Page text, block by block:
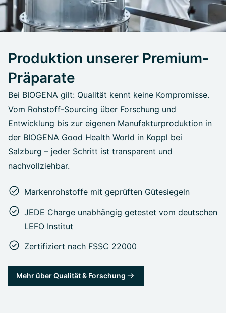
Produktion unserer Premium-
Präparate
Bei BIOGENA gilt: Qualität kennt keine Kompromisse.
Vom Rohstoff-Sourcing über Forschung und
Entwicklung bis zur eigenen Manufakturproduktion in
der BIOGENA Good Health World in Koppl bei
Salzburg – jeder Schritt ist transparent und
nachvollziehbar.
Markenrohstoffe mit geprüften Gütesiegeln
JEDE Charge unabhängig getestet vom deutschen
LEFO Institut
Zertifiziert nach FSSC 22000
Mehr über Qualität & Forschung